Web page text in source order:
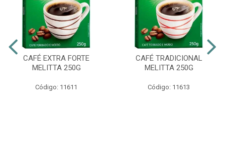
CAFÉ EXTRA FORTE
MELITTA 250G
Código: 11611
CAFÉ TRADICIONAL
MELITTA 250G
Código: 11613